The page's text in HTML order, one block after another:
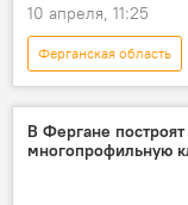
10 апреля, 11:25
Ферганская область
Занятость населения
президент Узбекистана
В Фергане построят
многопрофильную